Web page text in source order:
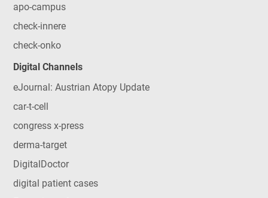
apo-campus
check-innere
check-onko
Digital Channels
eJournal: Austrian Atopy Update
car-t-cell
congress x-press
derma-target
DigitalDoctor
digital patient cases